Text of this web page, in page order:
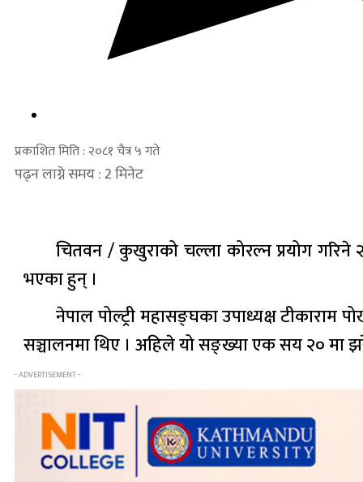
प्रकाशित मिति : २०८१ चैत्र ५ गते
पढ्न लाग्ने समय : 2 मिनेट
चितवन / कुखुराको चल्ला कोरल्न प्रयोग गरिने
भएका हुन् ।
नेपाल पोल्ट्री महासङ्घका उपाध्यक्ष
सञ्चालनमा थिए । अहिले यो सङ्ख्या एक सय २० मा
- ADVERTISEMENT -